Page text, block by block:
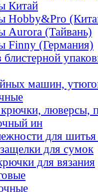
Китай
Hobby&Pro
Aurora (Тайвань)
Finny (Германия)
машин,
люверсы,
ин
для шитья
для сумок
для вязания